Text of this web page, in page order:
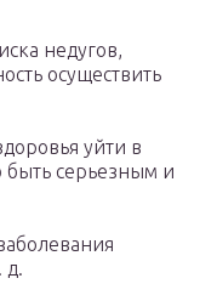
недугов,
осуществить
уйти в
быть серьезным и
д.